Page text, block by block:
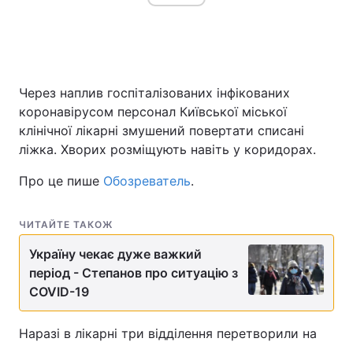
Через наплив госпіталізованих інфікованих
коронавірусом персонал Київської міської
клінічної лікарні змушений повертати списані
ліжка. Хворих розміщують навіть у коридорах.
Про це пише Обозреватель.
ЧИТАЙТЕ ТАКОЖ
Україну чекає дуже важкий
період - Степанов про ситуацію з
COVID-19
Наразі в лікарні три відділення перетворили на